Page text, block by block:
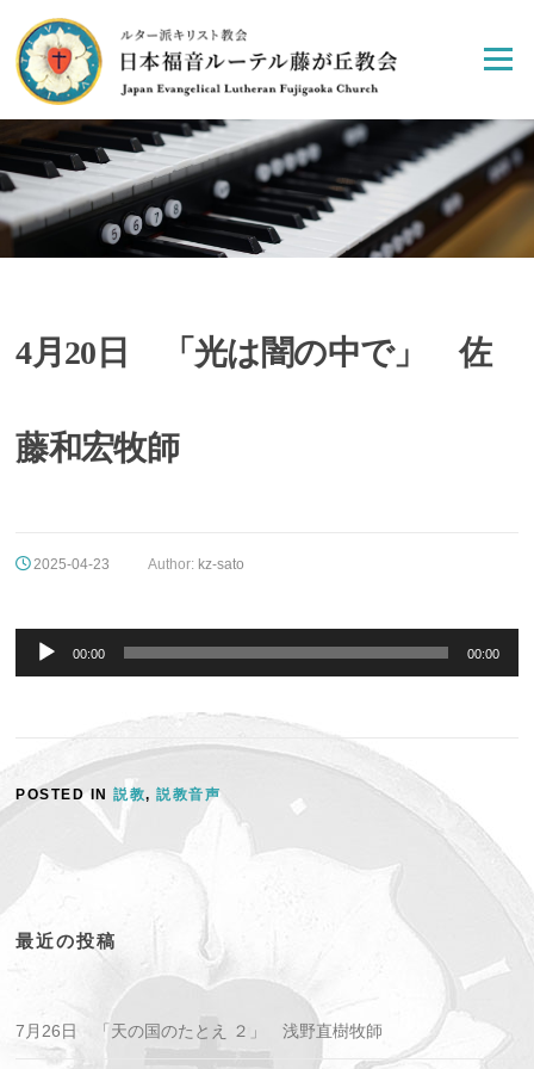
content
Menu
4月20日 「光は闇の中で」 佐
藤和宏牧師
2025-04-23 Author: kz-sato
プ
ー
00:00 00:00
POSTED IN説教,説教音声
最近の投稿
7月26日 「天の国のたとえ ２」 浅野直樹牧師